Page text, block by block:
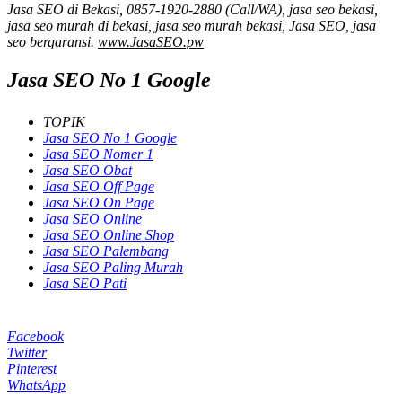
Jasa SEO di Bekasi, 0857-1920-2880 (Call/WA), jasa seo bekasi,
jasa seo murah di bekasi, jasa seo murah bekasi, Jasa SEO, jasa
seo bergaransi. www.JasaSEO.pw
Jasa SEO No 1 Google
TOPIK
Jasa SEO No 1 Google
Jasa SEO Nomer 1
Jasa SEO Obat
Jasa SEO Off Page
Jasa SEO On Page
Jasa SEO Online
Jasa SEO Online Shop
Jasa SEO Palembang
Jasa SEO Paling Murah
Jasa SEO Pati
Facebook
Twitter
Pinterest
WhatsApp